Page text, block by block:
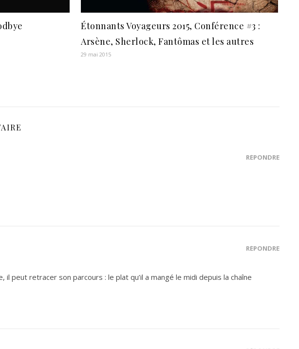
Étonnants Voyageurs 2015, Conférence #3 :
Arsène, Sherlock, Fantômas et les autres
29 mai 2015
RÉPONDRE
RÉPONDRE
il peut retracer son parcours : le plat qu’il a mangé le midi depuis la chaîne